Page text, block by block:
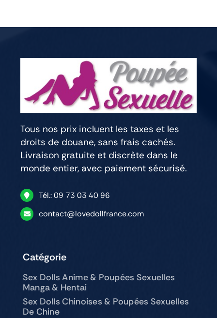
Tous nos prix incluent les taxes et les
droits de douane, sans frais cachés.
Livraison gratuite et discrète dans le
monde entier, avec paiement sécurisé.
Tél.: 09 73 03 40 96
contact@lovedollfrance.com
Catégorie
Sex Dolls Anime & Poupées Sexuelles
Manga & Hentai
Sex Dolls Chinoises & Poupées Sexuelles
De Chine